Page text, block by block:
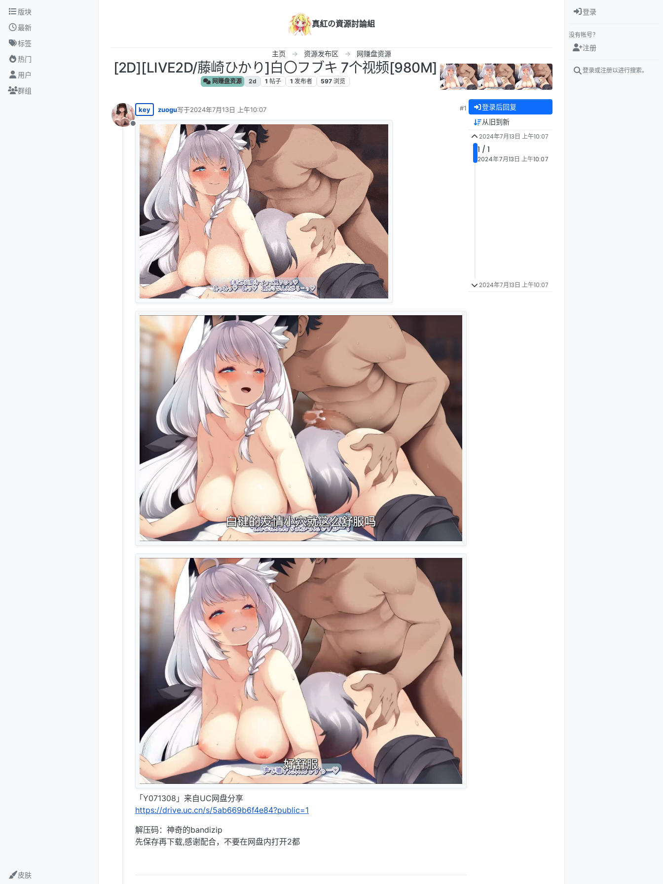
跳转至内容
版块
最新
标签
热门
用户
群组
皮肤
真紅の資源討論組
主页 资源发布区 网赚盘资源
[2D][LIVE2D/藤崎ひかり]白〇フブキ 7个视频[980M]
网赚盘资源 2d 1 帖子 1 发布者 597 浏览
离线
key zuogu写于2024年7月13日 上午10:07
最后由 编辑
#1
「Y071308」来自UC网盘分享
https://drive.uc.cn/s/5ab669b6f4e84?public=1
解压码：神奇的bandizip
先保存再下载,感谢配合，不要在网盘内打开2都
登录后回复
从旧到新
2024年7月13日 上午10:07
1 / 1
2024年7月13日 上午10:07
2024年7月13日 上午10:07
登录
没有帐号？
注册
登录或注册以进行搜索。